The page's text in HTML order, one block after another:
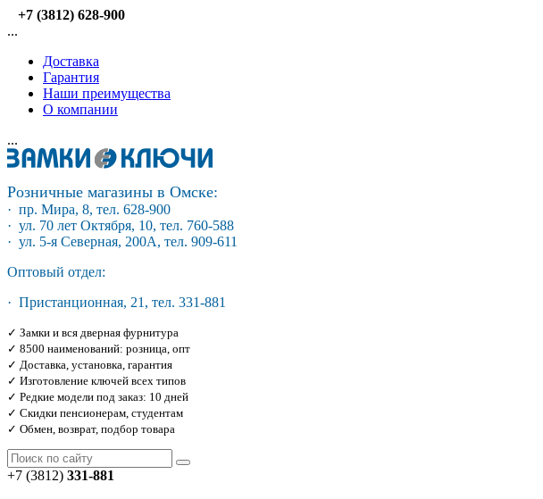
+7 (3812) 628-900
...
Доставка
Гарантия
Наши преимущества
О компании
...
Розничные магазины в Омске:
· пр. Мира, 8, тел. 628-900
· ул. 70 лет Октября, 10, тел. 760-588
· ул. 5-я Северная, 200А, тел. 909-611
Оптовый отдел:
· Пристанционная, 21, тел. 331-881
✓ Замки и вся дверная фурнитура
✓ 8500 наименований: розница, опт
✓ Доставка, установка, гарантия
✓ Изготовление ключей всех типов
✓ Редкие модели под заказ: 10 дней
✓ Скидки пенсионерам, студентам
✓ Обмен, возврат, подбор товара
+7 (3812) 331-881